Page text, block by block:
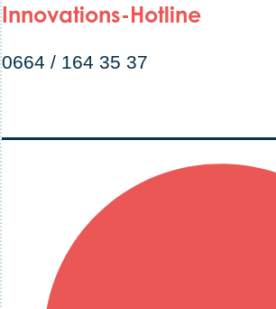
Innovations-Hotline
0664 / 164 35 37